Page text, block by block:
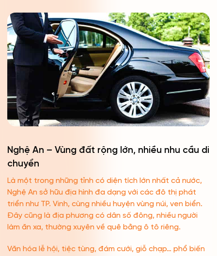
Nghệ An – Vùng đất rộng lớn, nhiều nhu cầu di
chuyển
Là một trong những tỉnh có diện tích lớn nhất cả nước,
Nghệ An sở hữu địa hình đa dạng với các đô thị phát
triển như TP. Vinh, cùng nhiều huyện vùng núi, ven biển.
Đây cũng là địa phương có dân số đông, nhiều người
làm ăn xa, thường xuyên về quê bằng ô tô riêng.
Văn hóa lễ hội, tiệc tùng, đám cưới, giỗ chạp… phổ biến